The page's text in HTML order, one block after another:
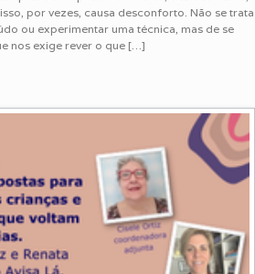
por vezes, causa desconforto. Não se trata
ou experimentar uma técnica, mas de se
nos exige rever o que […]